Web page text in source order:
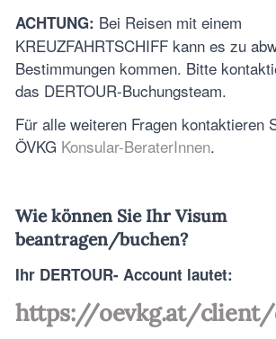
ACHTUNG: Bei Reisen mit einem
KREUZFAHRTSCHIFF kann es zu
Bestimmungen kommen. Bitte
das DERTOUR-Buchungsteam.
Für alle weiteren Fragen kontaktieren
ÖVKG Konsular-BeraterInnen.
Wie können Sie Ihr Visum
beantragen/buchen?
Ihr DERTOUR- Account lautet:
https://oevkg.at/